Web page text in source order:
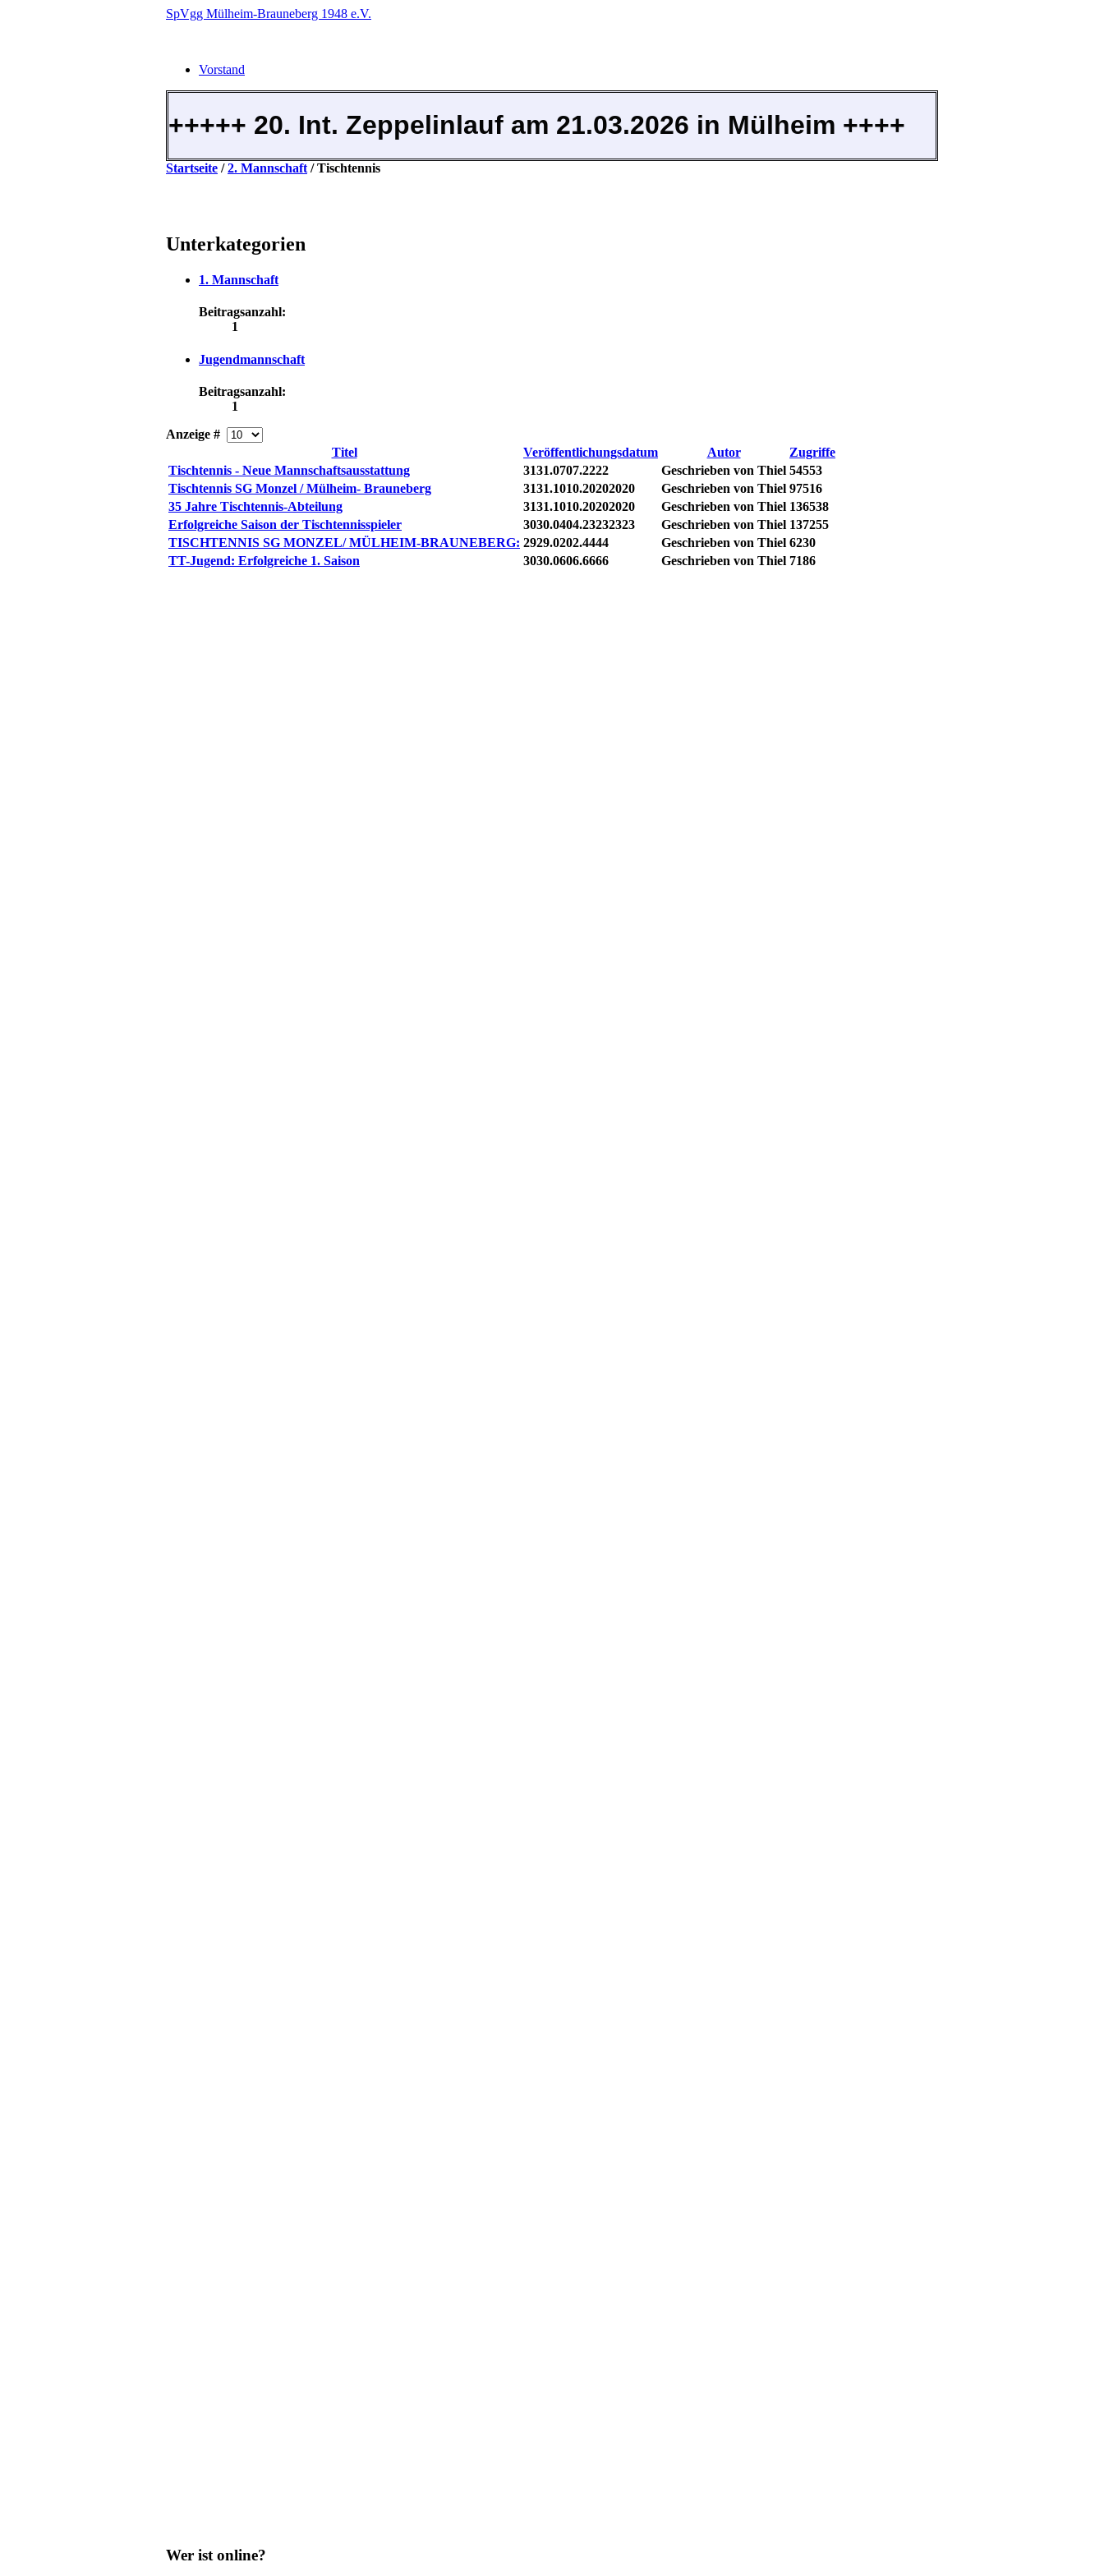
SpVgg Mülheim-Brauneberg 1948 e.V.
Vorstand
+++++ 20. Int. Zeppelinlauf am 21.03.2026 in Mülheim ++++
Startseite / 2. Mannschaft /Tischtennis
Unterkategorien
1. Mannschaft
Beitragsanzahl:
1
Jugendmannschaft
Beitragsanzahl:
1
Anzeige #
Titel
Veröffentlichungsdatum Autor
Zugriffe
Tischtennis - Neue Mannschaftsausstattung
3131.0707.2222 Geschrieben von Thiel 54553
Tischtennis SG Monzel / Mülheim- Brauneberg
3131.1010.20202020 Geschrieben von Thiel 97516
35 Jahre Tischtennis-Abteilung
3131.1010.20202020 Geschrieben von Thiel 136538
Erfolgreiche Saison der Tischtennisspieler
3030.0404.23232323 Geschrieben von Thiel 137255
TISCHTENNIS SG MONZEL/ MÜLHEIM-BRAUNEBERG: 2929.0202.4444 Geschrieben von Thiel 6230
TT-Jugend: Erfolgreiche 1. Saison
3030.0606.6666 Geschrieben von Thiel 7186
Wer ist online?